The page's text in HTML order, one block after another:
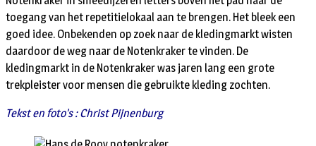
toegang van het repetitielokaal aan te brengen. Het bleek een
goed idee. Onbekenden op zoek naar de kledingmarkt wisten
daardoor de weg naar de Notenkraker te vinden. De
kledingmarkt in de Notenkraker was jaren lang een grote
trekpleister voor mensen die gebruikte kleding zochten.
Tekst en foto’s : Christ Pijnenburg